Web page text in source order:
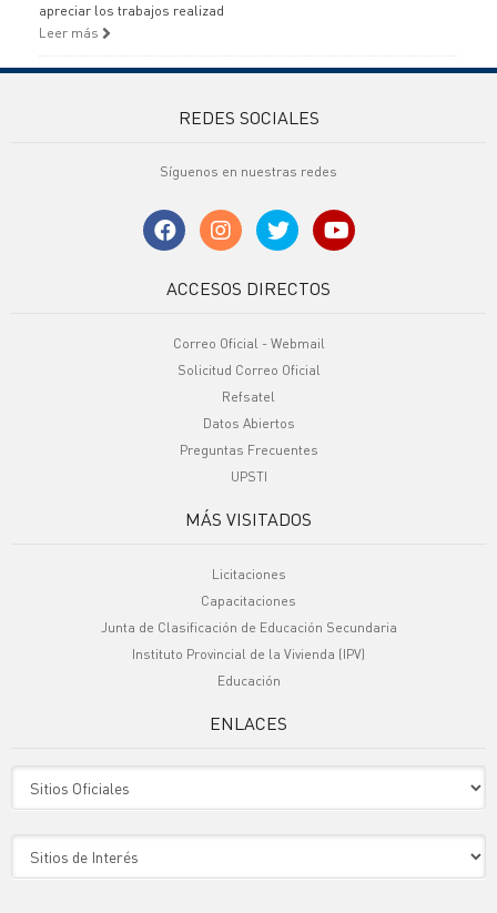
apreciar los trabajos realizad
Leer más
REDES SOCIALES
Síguenos en nuestras redes
ACCESOS DIRECTOS
Correo Oficial - Webmail
Solicitud Correo Oficial
Refsatel
Datos Abiertos
Preguntas Frecuentes
UPSTI
MÁS VISITADOS
Licitaciones
Capacitaciones
Junta de Clasificación de Educación Secundaria
Instituto Provincial de la Vivienda (IPV)
Educación
ENLACES